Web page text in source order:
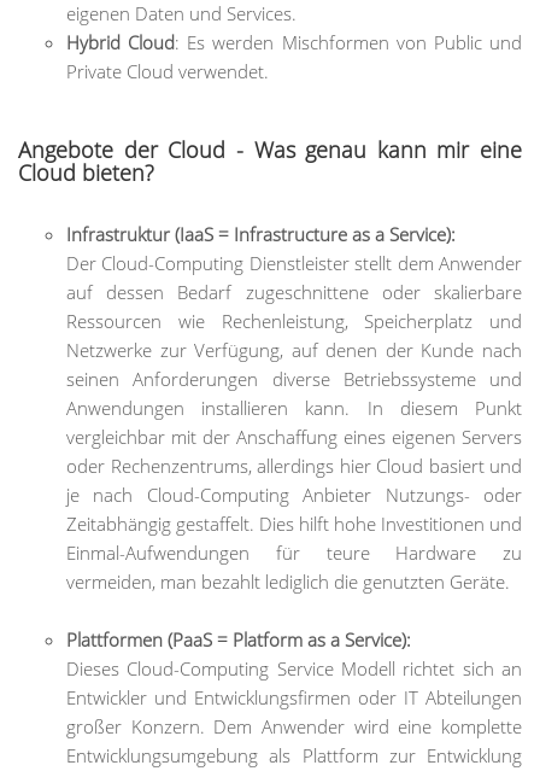
eigenen Daten und Services.
Hybrid Cloud: Es werden Mischformen von Public und
Private Cloud verwendet.
Angebote der Cloud - Was genau kann mir eine
Cloud bieten?
Infrastruktur (IaaS = Infrastructure as a Service):
Der Cloud-Computing Dienstleister stellt dem Anwender
auf dessen Bedarf zugeschnittene oder skalierbare
Ressourcen wie Rechenleistung, Speicherplatz und
Netzwerke zur Verfügung, auf denen der Kunde nach
seinen Anforderungen diverse Betriebssysteme und
Anwendungen installieren kann. In diesem Punkt
vergleichbar mit der Anschaffung eines eigenen Servers
oder Rechenzentrums, allerdings hier Cloud basiert und
je nach Cloud-Computing Anbieter Nutzungs- oder
Zeitabhängig gestaffelt. Dies hilft hohe Investitionen und
Einmal-Aufwendungen für teure Hardware zu
vermeiden, man bezahlt lediglich die genutzten Geräte.
Plattformen (PaaS = Platform as a Service):
Dieses Cloud-Computing Service Modell richtet sich an
Entwickler und Entwicklungsfirmen oder IT Abteilungen
großer Konzern. Dem Anwender wird eine komplette
Entwicklungsumgebung als Plattform zur Entwicklung